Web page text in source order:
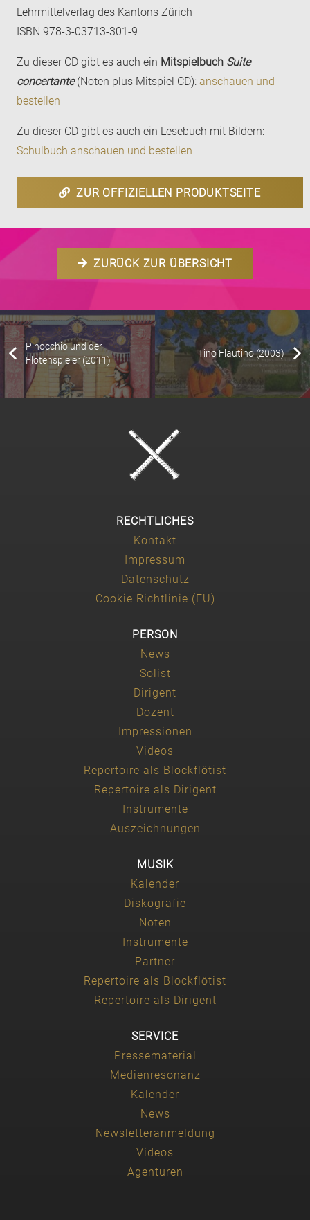
Lehrmittelverlag des Kantons Zürich
ISBN 978-3-03713-301-9
Zu dieser CD gibt es auch ein Mitspielbuch Suite
concertante(Noten plus Mitspiel CD): anschauen und
bestellen
Zu dieser CD gibt es auch ein Lesebuch mit Bildern:
Schulbuch anschauen und bestellen
ZUR OFFIZIELLEN PRODUKTSEITE
ZURÜCK ZUR ÜBERSICHT
Pinocchio und der
Flötenspieler (2011)
Tino Flautino (2003)
RECHTLICHES
Kontakt
Impressum
Datenschutz
Cookie Richtlinie (EU)
PERSON
News
Solist
Dirigent
Dozent
Impressionen
Videos
Repertoire als Blockflötist
Repertoire als Dirigent
Instrumente
Auszeichnungen
MUSIK
Kalender
Diskografie
Noten
Instrumente
Partner
Repertoire als Blockflötist
Repertoire als Dirigent
SERVICE
Pressematerial
Medienresonanz
Kalender
News
Newsletteranmeldung
Videos
Agenturen